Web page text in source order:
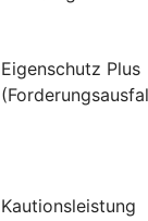
Eigenschutz Plus
Kautionsleistung